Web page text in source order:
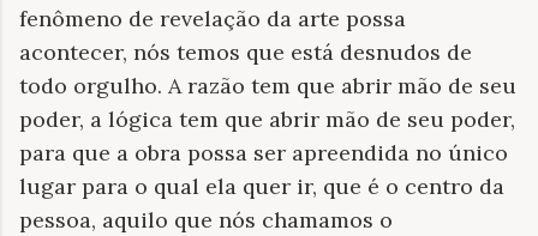
fenômeno de revelação da arte possa
acontecer, nós temos que está desnudos de
todo orgulho. A razão tem que abrir mão de seu
poder, a lógica tem que abrir mão de seu poder,
para que a obra possa ser apreendida no único
lugar para o qual ela quer ir, que é o centro da
pessoa, aquilo que nós chamamos o